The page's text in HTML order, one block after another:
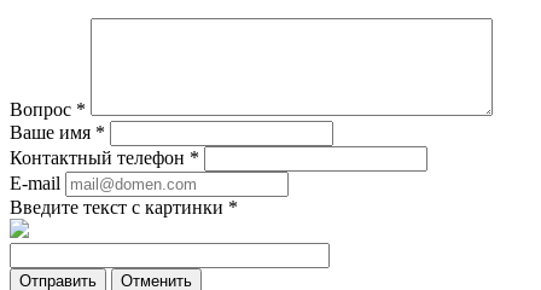
Вопрос *
Ваше имя *
Контактный телефон *
E-mail
Введите текст с картинки *
Отменить